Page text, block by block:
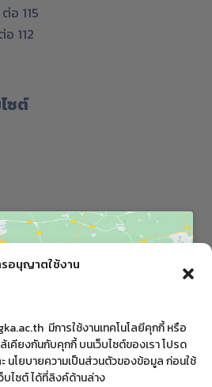
อนุญาตใช้งาน
มีการใช้งานเทคโนโลยีคุกกี้ หรือ
คียงกันกับคุกกี้ บนเว็บไซต์ของเรา โปรด
นโยบายความเป็นส่วนตัวของข้อมูล ก่อนใช้
บไซต์ ได้ที่ลิงค์ด้านล่าง
อ 115
112
ซต์
this content